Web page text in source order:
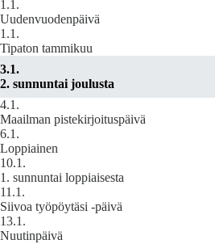
1.1.
Uudenvuodenpäivä
1.1.
Tipaton tammikuu
3.1.
2. sunnuntai joulusta
4.1.
Maailman pistekirjoituspäivä
6.1.
Loppiainen
10.1.
1. sunnuntai loppiaisesta
11.1.
Siivoa työpöytäsi -päivä
13.1.
Nuutinpäivä